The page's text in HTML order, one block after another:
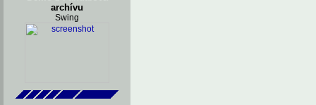
archívu
Swing